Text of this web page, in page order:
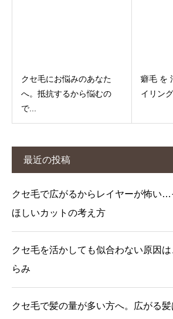
クセ毛にお悩みのあなた
へ。抵抗するから悩むの
で...
癖毛 を
イリン
最近の投稿
クセ毛で広がるからレイヤーが怖い…
ほしいカットの考え方
クセ毛を活かしても似合わない原因
らみ
クセ毛で髪の量が多い方へ。広がる